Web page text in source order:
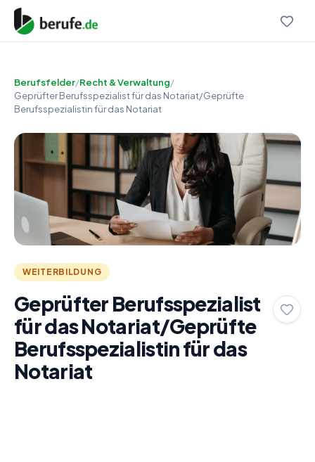
Berufsfelder/Recht & Verwaltung/
Geprüfter Berufsspezialist für das Notariat/Geprüfte
Berufsspezialistin für das Notariat
WEITERBILDUNG
Geprüfter Berufsspezialist
für das Notariat/Geprüfte
Berufsspezialistin für das
Notariat